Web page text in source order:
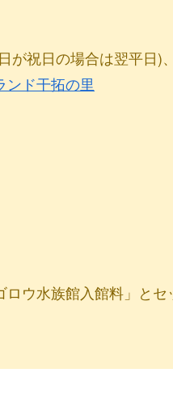
が祝日の場合は翌平日)
ンド干拓の里
ロウ水族館入館料」と